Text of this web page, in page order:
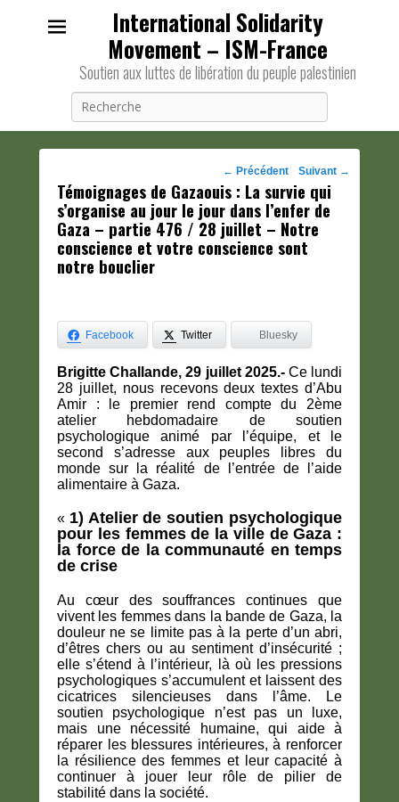
International Solidarity
Movement – ISM-France
Soutien aux luttes de libération du peuple palestinien
Navigation
des
posts
← Précédent Suivant →
Témoignages de Gazaouis : La survie qui
s’organise au jour le jour dans l’enfer de
Gaza – partie 476 / 28 juillet – Notre
conscience et votre conscience sont
notre bouclier
Facebook Twitter Bluesky
Brigitte Challande, 29 juillet 2025.-Ce lundi
28 juillet, nous recevons deux textes d’Abu
Amir : le premier rend compte du 2ème
atelier hebdomadaire de soutien
psychologique animé par l’équipe, et le
second s’adresse aux peuples libres du
monde sur la réalité de l’entrée de l’aide
alimentaire à Gaza.
« 1) Atelier de soutien psychologique
pour les femmes de la ville de Gaza :
la force de la communauté en temps
de crise
Au cœur des souffrances continues que
vivent les femmes dans la bande de Gaza, la
douleur ne se limite pas à la perte d’un abri,
d’êtres chers ou au sentiment d’insécurité ;
elle s’étend à l’intérieur, là où les pressions
psychologiques s’accumulent et laissent des
cicatrices silencieuses dans l’âme. Le
soutien psychologique n’est pas un luxe,
mais une nécessité humaine, qui aide à
réparer les blessures intérieures, à renforcer
la résilience des femmes et leur capacité à
continuer à jouer leur rôle de pilier de
stabilité dans la société.